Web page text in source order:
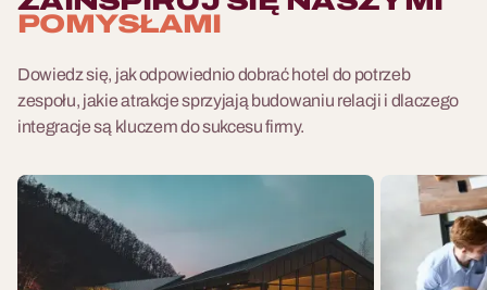
POMYSŁAMI
Dowiedz się, jak odpowiednio dobrać hotel do potrzeb
zespołu, jakie atrakcje sprzyjają budowaniu relacji i dlaczego
integracje są kluczem do sukcesu firmy.